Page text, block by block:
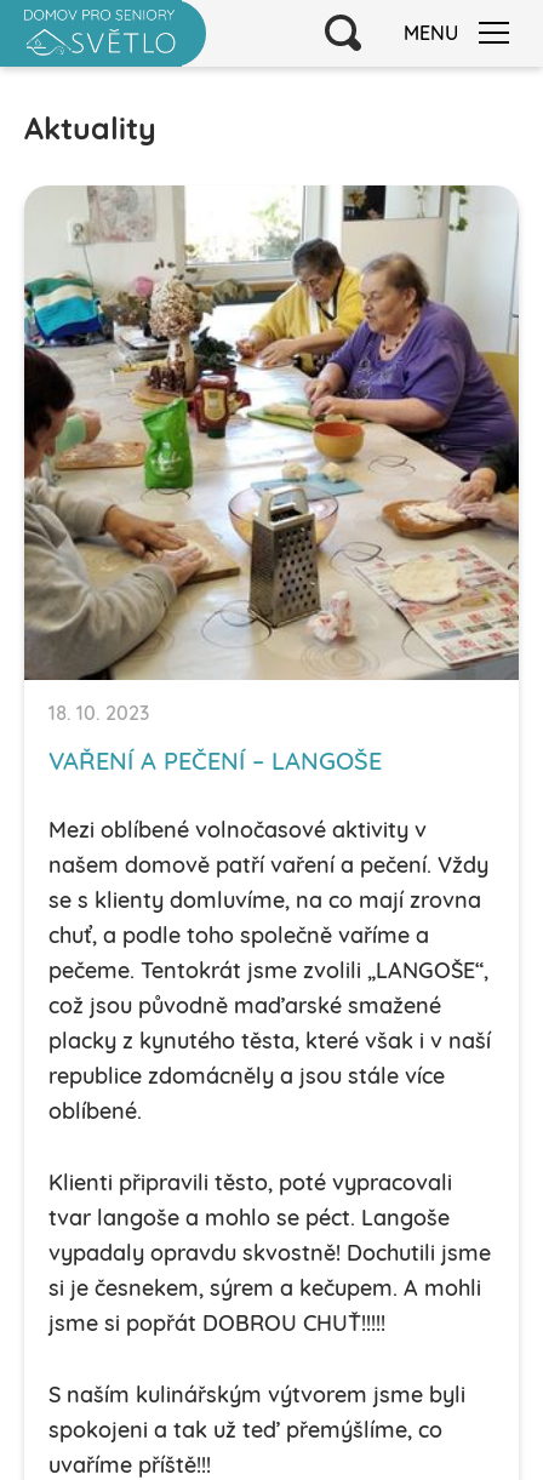
MENU
Aktuality
18. 10. 2023
VAŘENÍ A PEČENÍ – LANGOŠE
Mezi oblíbené volnočasové aktivity v
našem domově patří vaření a pečení. Vždy
se s klienty domluvíme, na co mají zrovna
chuť, a podle toho společně vaříme a
pečeme. Tentokrát jsme zvolili „LANGOŠE“,
což jsou původně maďarské smažené
placky z kynutého těsta, které však i v naší
republice zdomácněly a jsou stále více
oblíbené.
Klienti připravili těsto, poté vypracovali
tvar langoše a mohlo se péct. Langoše
vypadaly opravdu skvostně! Dochutili jsme
si je česnekem, sýrem a kečupem. A mohli
jsme si popřát DOBROU CHUŤ!!!!!
S naším kulinářským výtvorem jsme byli
spokojeni a tak už teď přemýšlíme, co
uvaříme příště!!!